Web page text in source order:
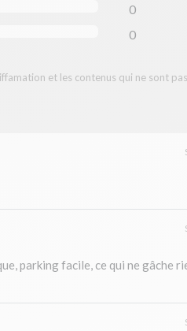
0
0
et les contenus qui ne sont
parking facile, ce qui ne gâche